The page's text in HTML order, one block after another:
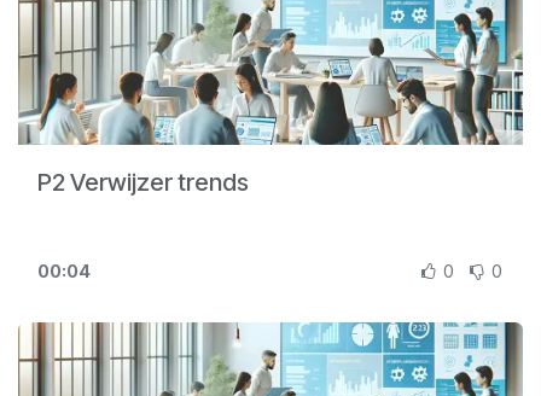
P2 Verwijzer trends
00:04 0 0